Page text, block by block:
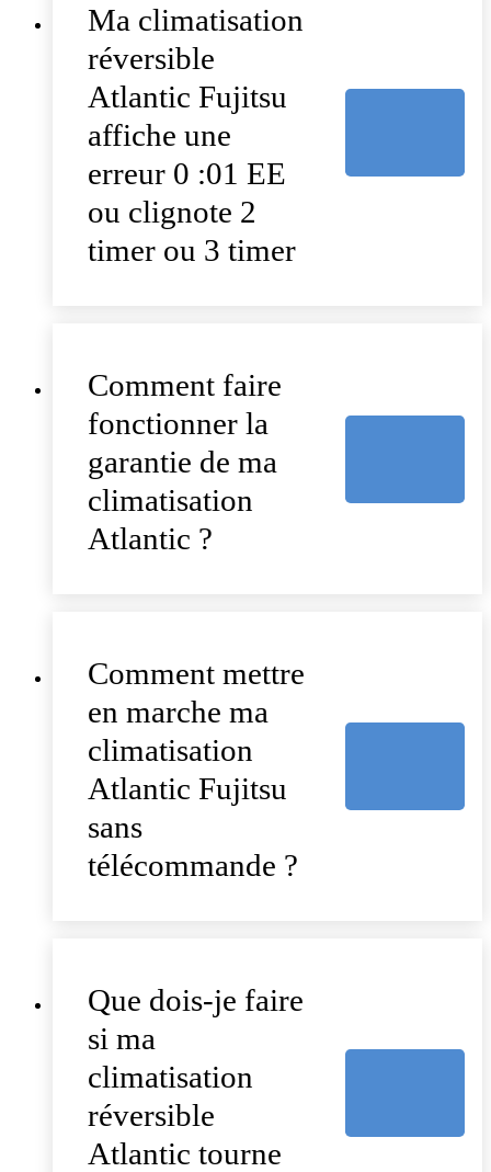
Ma climatisation
réversible
Atlantic Fujitsu
affiche une
erreur 0 :01 EE
ou clignote 2
timer ou 3 timer
Comment faire
fonctionner la
garantie de ma
climatisation
Atlantic ?
Comment mettre
en marche ma
climatisation
Atlantic Fujitsu
sans
télécommande ?
Que dois-je faire
si ma
climatisation
réversible
Atlantic tourne